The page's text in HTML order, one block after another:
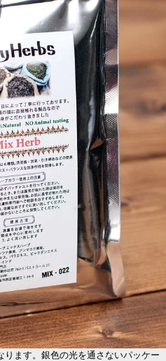
ります。銀色の光を通さないパッケー